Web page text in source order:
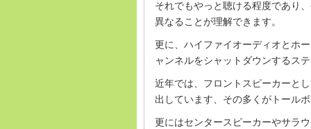
それでもやっと聴ける程度であり
異なることが理解できます。
更に、ハイファイオーディオとホ
ャンネルをシャットダウンするス
近年では、フロントスピーカーと
出しています、その多くがトール
更にはセンタースピーカーやサラ